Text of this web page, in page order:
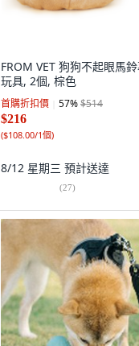
FROM VET 狗狗不起眼馬
玩具, 2個, 棕色
首購折扣價 57%$514
$216
($108.00/1個)
8/12 星期三 預計送達
(27)